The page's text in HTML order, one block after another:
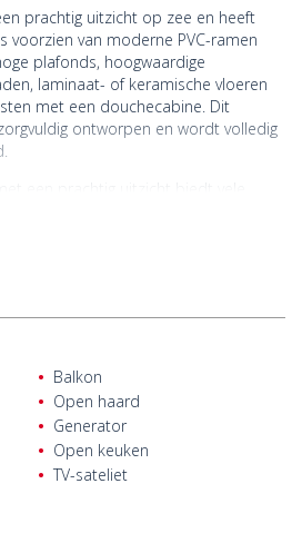
prachtig uitzicht op zee en heeft
voorzien van moderne PVC-ramen
plafonds, hoogwaardige
laminaat- of keramische vloeren
met een douchecabine. Dit
ontworpen en wordt volledig
levensstijl. Het beschikt
een kinderbad, een sauna,
fitnessruimte, een kinderspeelplaats,
beveiliging, videobewaking, satelliet-
parkeerplaatsen, een overdekte
een generator en een
in Antalya, is populair om te wonen
stranden met blauwe vlag,
bezienswaardigheden. Nieuwe
gekenmerkt door modern
Balkon
Open haard
Generator
Open keuken
TV-sateliet